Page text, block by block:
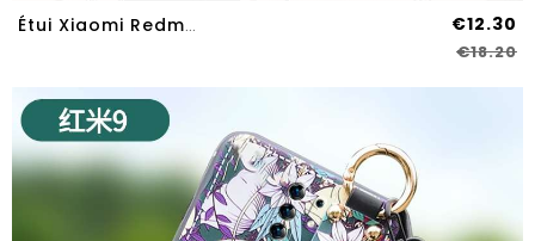
Étui Xiaomi Redmi 9 Fluide Doux Silicone Rouge Mode Tendance Verre Rose €12.30
€18.20